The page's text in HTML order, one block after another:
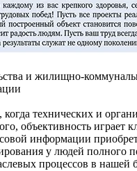
и жилищно-
технических и
объективность играет
информации
у людей полного
процессов в нашей